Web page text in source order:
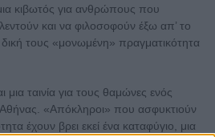
κιβωτός για ανθρώπους που
και να φιλοσοφούν έξω απ’ το
τους «μονωμένη» πραγματικότητα
μια ταινία για τους θαμώνες ενός
Αθήνας. «Απόκληροι» που ασφυκτιούν
έχουν βρει εκεί ένα καταφύγιο, μια